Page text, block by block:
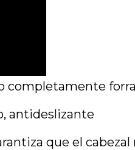
completamente
antideslizante
que el cabezal